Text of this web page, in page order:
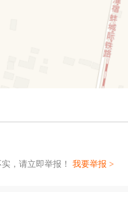
，请立即举报！ 我要举报 >